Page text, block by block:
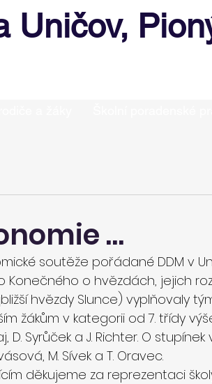
Uničov,
…
soutěže pořádané DDM v
Konečného o hvězdách, jejich
hvězdy Slunce) vyplňovaly
žákům v kategorii od 7. třídy
D. Syrůček a J. Richter. O
M. Sívek a T. Oravec.
děkujeme za reprezentaci